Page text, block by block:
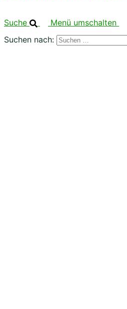
Suche
Menü umschalten
Suchen nach: